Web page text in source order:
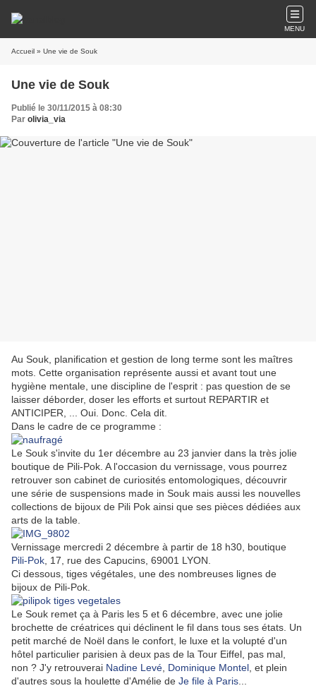
MENU
Accueil » Une vie de Souk
Une vie de Souk
Publié le 30/11/2015 à 08:30
Par olivia_via
Au Souk, planification et gestion de long terme sont les maîtres
mots. Cette organisation représente aussi et avant tout une
hygiène mentale, une discipline de l'esprit : pas question de se
laisser déborder, doser les efforts et surtout REPARTIR et
ANTICIPER, ... Oui. Donc. Cela dit.
Dans le cadre de ce programme :
Le Souk s'invite du 1er décembre au 23 janvier dans la très jolie
boutique de Pili-Pok. A l'occasion du vernissage, vous pourrez
retrouver son cabinet de curiosités entomologiques, découvrir
une série de suspensions made in Souk mais aussi les nouvelles
collections de bijoux de Pili Pok ainsi que ses pièces dédiées aux
arts de la table.
Vernissage mercredi 2 décembre à partir de 18 h30, boutique
Pili-Pok , 17, rue des Capucins, 69001 LYON.
Ci dessous, tiges végétales, une des nombreuses lignes de
bijoux de Pili-Pok.
Le Souk remet ça à Paris les 5 et 6 décembre, avec une jolie
brochette de créatrices qui déclinent le fil dans tous ses états. Un
petit marché de Noël dans le confort, le luxe et la volupté d'un
hôtel particulier parisien à deux pas de la Tour Eiffel, pas mal,
non ? J'y retrouverai Nadine Levé Dominique Montel , et plein
d'autres sous la houlette d'Amélie de Je file à Paris